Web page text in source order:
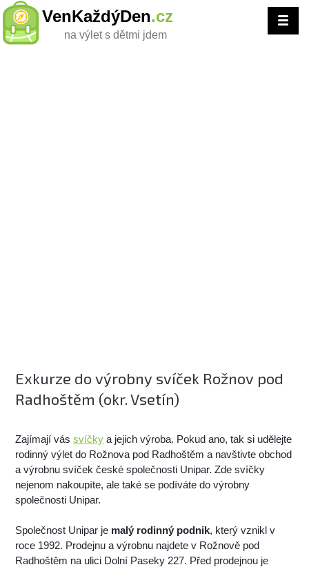
VenKaždýDen.cz
na výlet s dětmi jdem
Exkurze do výrobny svíček Rožnov pod
Radhoštěm (okr. Vsetín)
Zajímají vássvíčky a jejich výroba. Pokud ano, tak si udělejte
rodinný výlet do Rožnova pod Radhoštěm a navštivte obchod
a výrobnu svíček české společnosti Unipar. Zde svíčky
nejenom nakoupíte, ale také se podíváte do výrobny
společnosti Unipar.
Společnost Unipar je malý rodinný podnik, který vznikl v
roce 1992. Prodejnu a výrobnu najdete v Rožnově pod
Radhoštěm na ulici Dolní Paseky 227. Před prodejnou je